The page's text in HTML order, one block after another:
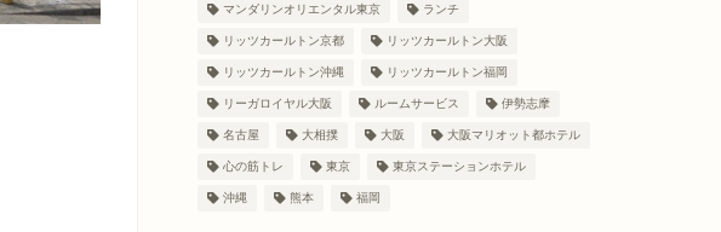
マンダリンオリエンタル東京 ランチ
リッツカールトン京都 リッツカールトン大阪
リッツカールトン沖縄 リッツカールトン福岡
リーガロイヤル大阪 ルームサービス 伊勢志摩
名古屋 大相撲 大阪 大阪マリオット都ホテル
心の筋トレ 東京 東京ステーションホテル
沖縄 熊本 福岡